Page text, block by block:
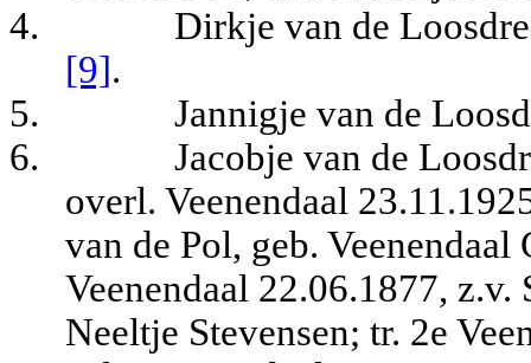
4.
Dirkje van de
[9].
5.
Jannigje van de
6.
Jacobje van de
overl. Veenendaal
van de Pol, geb.
Veenendaal 22.06.1877,
Neeltje Stevensen; tr. 2e